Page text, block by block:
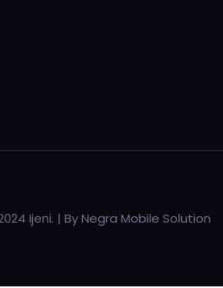
2024 Ijeni. | By Negra Mobile Solution